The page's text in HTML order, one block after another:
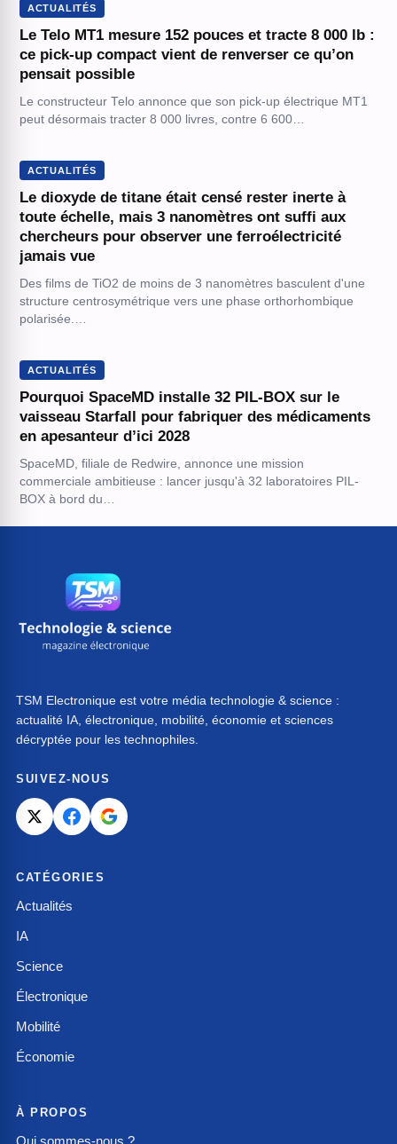
ACTUALITÉS
Le Telo MT1 mesure 152 pouces et tracte 8 000 lb :
ce pick-up compact vient de renverser ce qu’on
pensait possible
Le constructeur Telo annonce que son pick-up électrique MT1
peut désormais tracter 8 000 livres, contre 6 600…
ACTUALITÉS
Le dioxyde de titane était censé rester inerte à
toute échelle, mais 3 nanomètres ont suffi aux
chercheurs pour observer une ferroélectricité
jamais vue
Des films de TiO2 de moins de 3 nanomètres basculent d'une
structure centrosymétrique vers une phase orthorhombique
polarisée.…
ACTUALITÉS
Pourquoi SpaceMD installe 32 PIL-BOX sur le
vaisseau Starfall pour fabriquer des médicaments
en apesanteur d’ici 2028
SpaceMD, filiale de Redwire, annonce une mission
commerciale ambitieuse : lancer jusqu'à 32 laboratoires PIL-
BOX à bord du…
TSM Electronique est votre média technologie & science :
actualité IA, électronique, mobilité, économie et sciences
décryptée pour les technophiles.
SUIVEZ-NOUS
CATÉGORIES
Actualités
IA
Science
Électronique
Mobilité
Économie
À PROPOS
Qui sommes-nous ?